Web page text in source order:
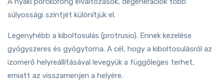
súlyossági szintjét különítjük el.
Legenyhébb a kiboltosulás (protrusio). Ennek kezelése
gyógyszeres és gyógytorna. A cél, hogy a kiboltosulásról az
izomerő helyreállításával levegyük a függőleges terhet,
emiatt az visszamenjen a helyére.